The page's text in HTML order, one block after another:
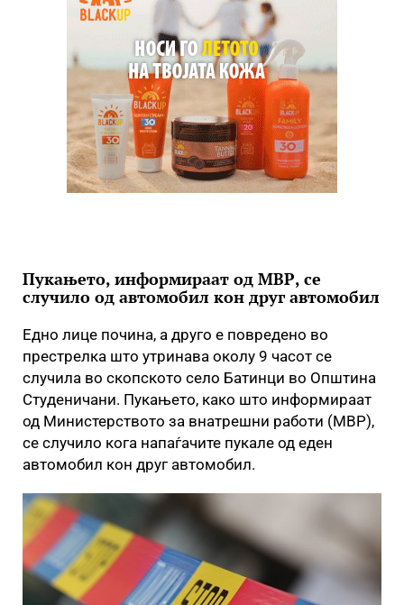
Пукањето, информираат од МВР, се
случило од автомобил кон друг автомобил
Едно лице почина, а друго е повредено во
престрелка што утринава околу 9 часот се
случила во скопското село Батинци во Општина
Студеничани. Пукањето, како што информираат
од Министерството за внатрешни работи (МВР),
се случило кога напаѓачите пукале од еден
автомобил кон друг автомобил.